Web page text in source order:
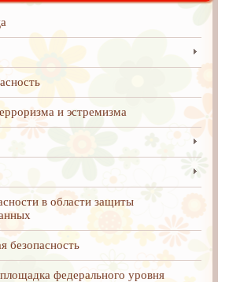
и эстремизма
в области защиты
безопасность
федерального уровня